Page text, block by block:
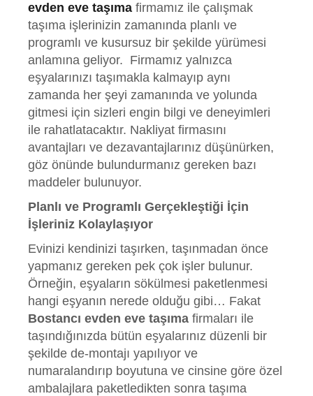
evden eve taşıma firmamız ile çalışmak
taşıma işlerinizin zamanında planlı ve
programlı ve kusursuz bir şekilde yürümesi
anlamına geliyor. Firmamız yalnızca
eşyalarınızı taşımakla kalmayıp aynı
zamanda her şeyi zamanında ve yolunda
gitmesi için sizleri engin bilgi ve deneyimleri
ile rahatlatacaktır. Nakliyat firmasını
avantajları ve dezavantajlarınız düşünürken,
göz önünde bulundurmanız gereken bazı
maddeler bulunuyor.
Planlı ve Programlı Gerçekleştiği İçin
İşleriniz Kolaylaşıyor
Evinizi kendinizi taşırken, taşınmadan önce
yapmanız gereken pek çok işler bulunur.
Örneğin, eşyaların sökülmesi paketlenmesi
hangi eşyanın nerede olduğu gibi… Fakat
Bostancı evden eve taşıma firmaları ile
taşındığınızda bütün eşyalarınız düzenli bir
şekilde de-montajı yapılıyor ve
numaralandırıp boyutuna ve cinsine göre özel
ambalajlara paketledikten sonra taşıma